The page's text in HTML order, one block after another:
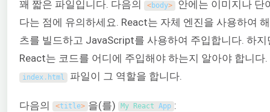
꽤 짧은 파일입니다. 다음의 <body> 안에는 이미지나 단
다는 점에 유의하세요. React는 자체 엔진을 사용하여
츠를 빌드하고 JavaScript를 사용하여 주입합니다. 하지
React는 코드를 어디에 주입해야 하는지 알아야 합니다.
index. html 파일이 그 역할을 합니다.
다음의 <title> 을(를) My React App :